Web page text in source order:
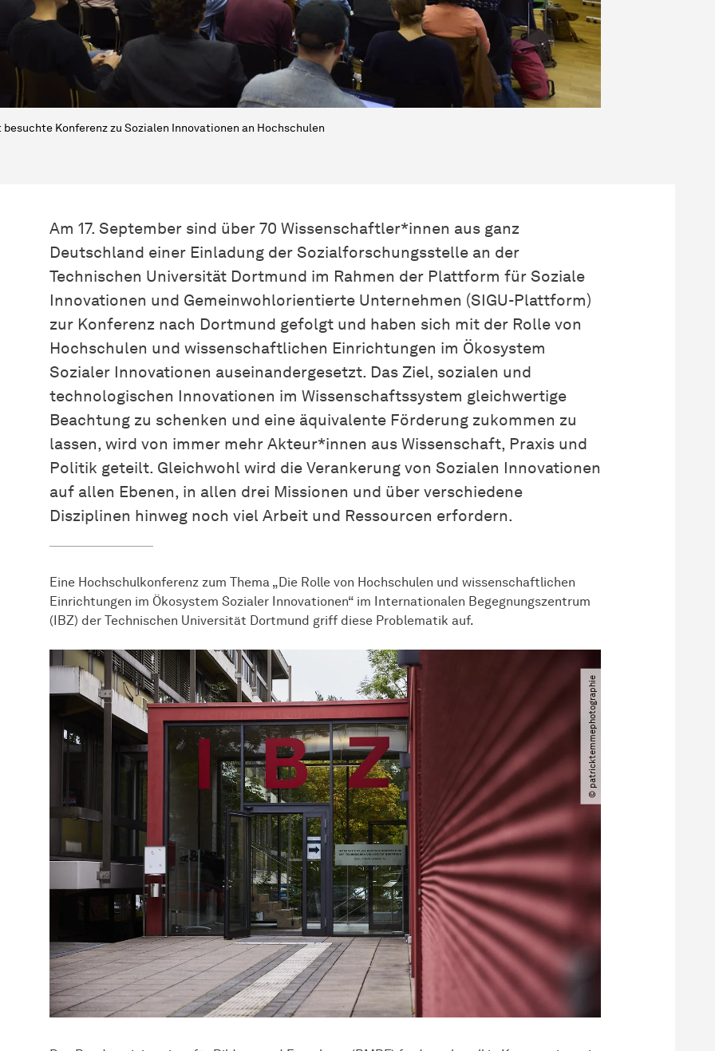
besuchte Konferenz zu Sozialen Innovationen an Hochschulen
Am 17. September sind über 70 Wissenschaftler*innen aus ganz
Deutschland einer Einladung der Sozialforschungsstelle an der
Technischen Universität Dortmund im Rahmen der Plattform für Soziale
Innovationen und Gemeinwohlorientierte Unternehmen (SIGU-Plattform)
zur Konferenz nach Dortmund gefolgt und haben sich mit der Rolle von
Hochschulen und wissenschaftlichen Einrichtungen im Ökosystem
Sozialer Innovationen auseinandergesetzt. Das Ziel, sozialen und
technologischen Innovationen im Wissenschaftssystem gleichwertige
Beachtung zu schenken und eine äquivalente Förderung zukommen zu
lassen, wird von immer mehr Akteur*innen aus Wissenschaft, Praxis und
Politik geteilt. Gleichwohl wird die Verankerung von Sozialen Innovationen
auf allen Ebenen, in allen drei Missionen und über verschiedene
Disziplinen hinweg noch viel Arbeit und Ressourcen erfordern.
Eine Hochschulkonferenz zum Thema „Die Rolle von Hochschulen und wissenschaftlichen
Einrichtungen im Ökosystem Sozialer Innovationen“ im Internationalen Begegnungszentrum
(IBZ) der Technischen Universität Dortmund griff diese Problematik auf.
© patricktemmephotographie